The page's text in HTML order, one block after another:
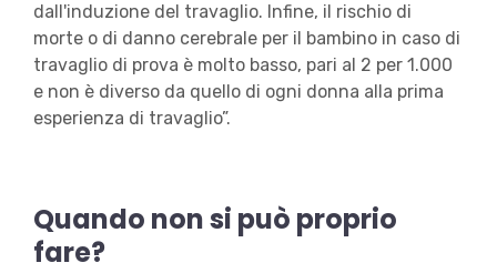
dall'induzione del travaglio. Infine, il rischio di
morte o di danno cerebrale per il bambino in caso di
travaglio di prova è molto basso, pari al 2 per 1.000
e non è diverso da quello di ogni donna alla prima
esperienza di travaglio”.
Quando non si può proprio
fare?